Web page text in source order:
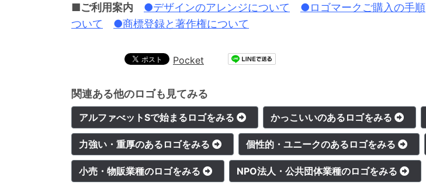
■ご利用案内 ●デザインのアレンジについて ●ロゴマークご購入の手順
ついて
●商標登録と著作権について
Pocket
関連ある他のロゴも見てみる
アルファべットSで始まるロゴをみる かっこいいのあるロゴをみる
力強い・重厚のあるロゴをみる 個性的・ユニークのあるロゴをみる
小売・物販業種のロゴをみる NPO法人・公共団体業種のロゴをみる